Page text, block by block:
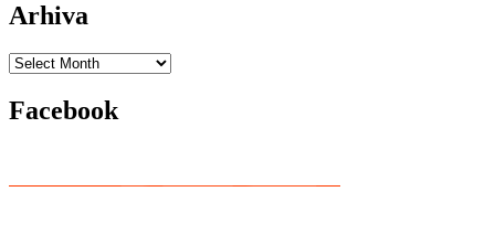
Arhiva
Arhiva
Facebook